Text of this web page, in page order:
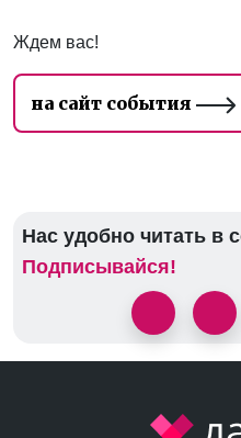
Ждем вас!
на сайт события
Нас удобно читать в
Подписывайся!